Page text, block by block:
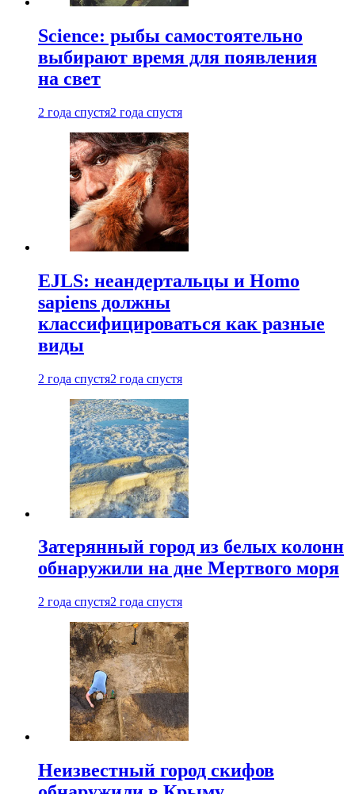
Science: рыбы самостоятельно
выбирают время для появления
на свет
2 года спустя2 года спустя
EJLS: неандертальцы и Homo
sapiens должны
классифицироваться как разные
виды
2 года спустя2 года спустя
Затерянный город из белых колонн
обнаружили на дне Мертвого моря
2 года спустя2 года спустя
Неизвестный город скифов